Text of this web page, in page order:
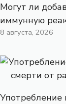
Могут ли
иммунную
8 августа, 2026
Употребление